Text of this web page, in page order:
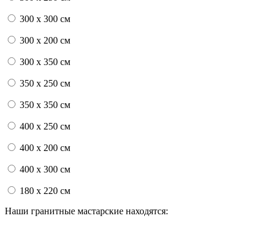
300 x 300 см
300 x 200 см
300 x 350 см
350 x 250 см
350 x 350 см
400 x 250 см
400 x 200 см
400 x 300 см
180 x 220 см
Наши гранитные мастарские находятся: